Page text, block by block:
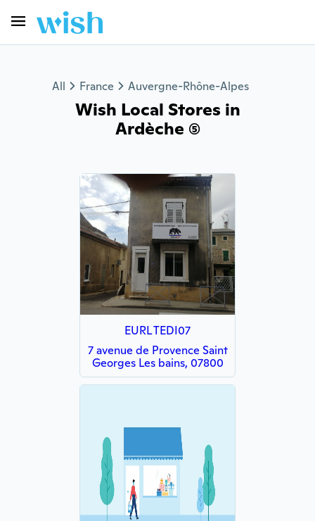
All France Auvergne-Rhône-Alpes
Wish Local Stores in
Ardèche (5)
EURL TEDI07
7 avenue de Provence Saint
Georges Les bains, 07800